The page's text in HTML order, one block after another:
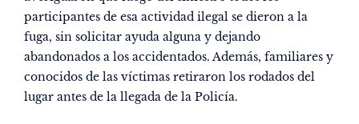
participantes de esa actividad ilegal se dieron a la
fuga, sin solicitar ayuda alguna y dejando
abandonados a los accidentados. Además, familiares y
conocidos de las víctimas retiraron los rodados del
lugar antes de la llegada de la Policía.